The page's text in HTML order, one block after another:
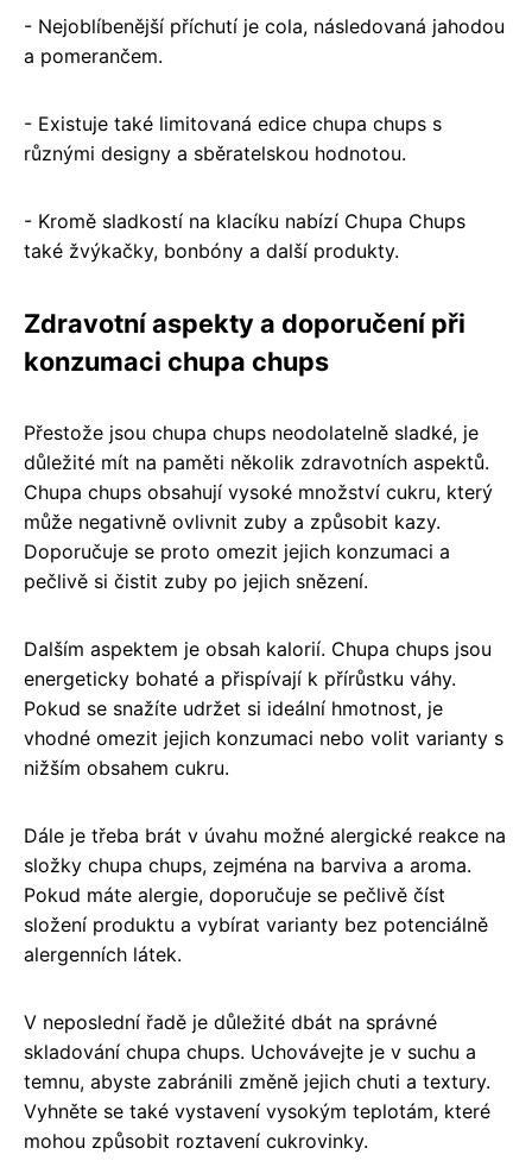
- Nejoblíbenější příchutí je cola, následovaná jahodou
a pomerančem.
- Existuje také limitovaná edice chupa chups s
různými designy a sběratelskou hodnotou.
- Kromě sladkostí na klacíku nabízí Chupa Chups
také žvýkačky, bonbóny a další produkty.
Zdravotní aspekty a doporučení při
konzumaci chupa chups
Přestože jsou chupa chups neodolatelně sladké, je
důležité mít na paměti několik zdravotních aspektů.
Chupa chups obsahují vysoké množství cukru, který
může negativně ovlivnit zuby a způsobit kazy.
Doporučuje se proto omezit jejich konzumaci a
pečlivě si čistit zuby po jejich snězení.
Dalším aspektem je obsah kalorií. Chupa chups jsou
energeticky bohaté a přispívají k přírůstku váhy.
Pokud se snažíte udržet si ideální hmotnost, je
vhodné omezit jejich konzumaci nebo volit varianty s
nižším obsahem cukru.
Dále je třeba brát v úvahu možné alergické reakce na
složky chupa chups, zejména na barviva a aroma.
Pokud máte alergie, doporučuje se pečlivě číst
složení produktu a vybírat varianty bez potenciálně
alergenních látek.
V neposlední řadě je důležité dbát na správné
skladování chupa chups. Uchovávejte je v suchu a
temnu, abyste zabránili změně jejich chuti a textury.
Vyhněte se také vystavení vysokým teplotám, které
mohou způsobit roztavení cukrovinky.